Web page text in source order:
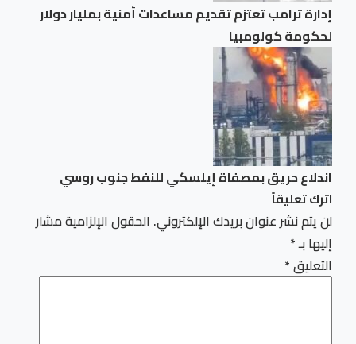
إدارة ترامب تعتزم ⁠تقديم مساعدات ​أمنية بمليار ​دولار
لحكومة كولومبيا
اندلاع حريق بمصفاة إيلسكي للنفط جنوب روسي
اترك تعليقاً
لن يتم نشر عنوان بريدك الإلكتروني. الحقول الإلزامية مشار
إليها بـ*
التعليق*